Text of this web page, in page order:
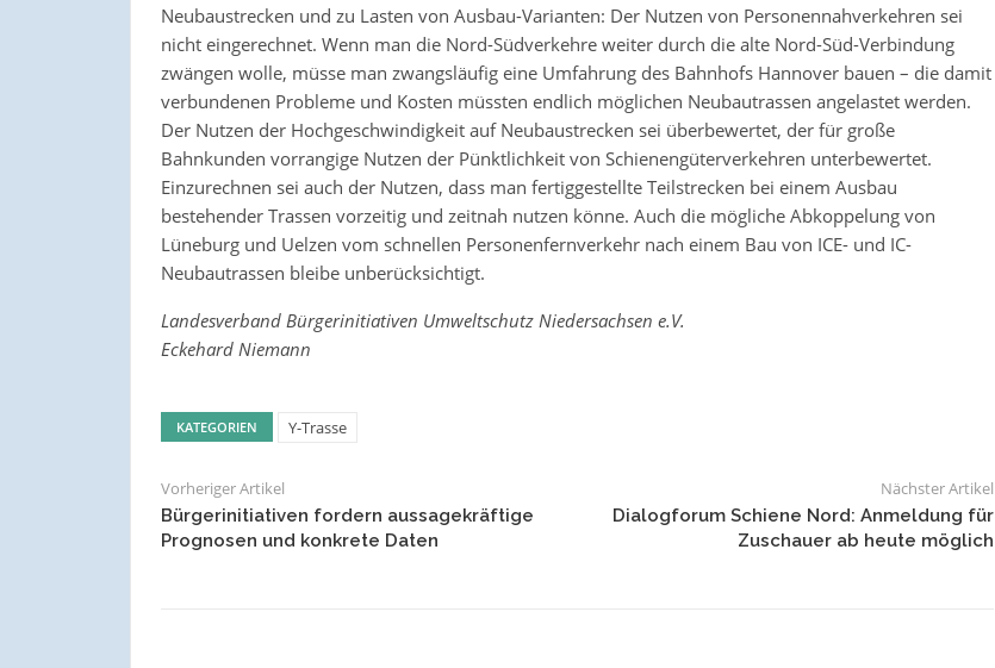
Neubaustrecken und zu Lasten von Ausbau-Varianten: Der Nutzen von Personennahverkehren sei
nicht eingerechnet. Wenn man die Nord-Südverkehre weiter durch die alte Nord-Süd-Verbindung
zwängen wolle, müsse man zwangsläufig eine Umfahrung des Bahnhofs Hannover bauen – die damit
verbundenen Probleme und Kosten müssten endlich möglichen Neubautrassen angelastet werden.
Der Nutzen der Hochgeschwindigkeit auf Neubaustrecken sei überbewertet, der für große
Bahnkunden vorrangige Nutzen der Pünktlichkeit von Schienengüterverkehren unterbewertet.
Einzurechnen sei auch der Nutzen, dass man fertiggestellte Teilstrecken bei einem Ausbau
bestehender Trassen vorzeitig und zeitnah nutzen könne. Auch die mögliche Abkoppelung von
Lüneburg und Uelzen vom schnellen Personenfernverkehr nach einem Bau von ICE- und IC-
Neubautrassen bleibe unberücksichtigt.
Landesverband Bürgerinitiativen Umweltschutz Niedersachsen e.V.
Eckehard Niemann
KATEGORIEN Y-Trasse
Vorheriger Artikel
Bürgerinitiativen fordern aussagekräftige
Prognosen und konkrete Daten
Nächster Artikel
Dialogforum Schiene Nord: Anmeldung für
Zuschauer ab heute möglich